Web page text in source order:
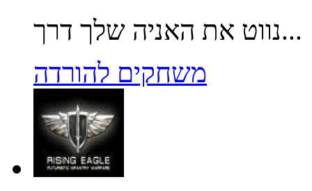
נווט את האניה שלך דרך...
משחקים להורדה